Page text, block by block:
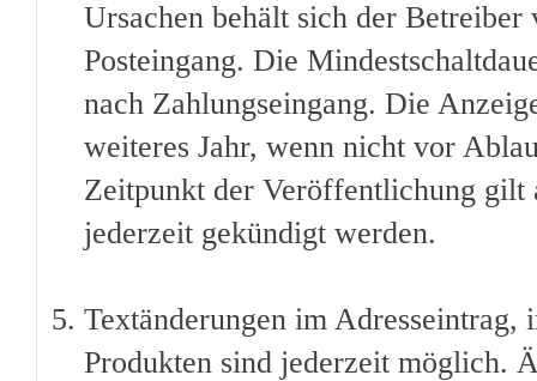
Ursachen behält sich der
Posteingang. Die
nach Zahlungseingang. Die
weiteres Jahr, wenn nicht vor
Zeitpunkt der Veröffentlichung
jederzeit gekündigt werden.
Textänderungen im Adresseintrag,
Produkten sind jederzeit möglich.